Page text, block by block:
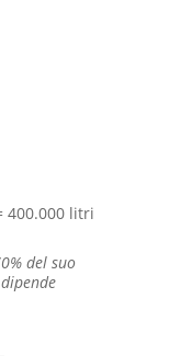
400.000 litri
del suo